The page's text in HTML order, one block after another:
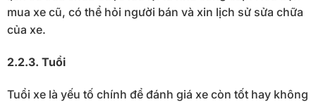
mua xe cũ, có thể hỏi người bán và xin lịch sử sửa chữa
của xe.
2.2.3. Tuổi
Tuổi xe là yếu tố chính để đánh giá xe còn tốt hay không